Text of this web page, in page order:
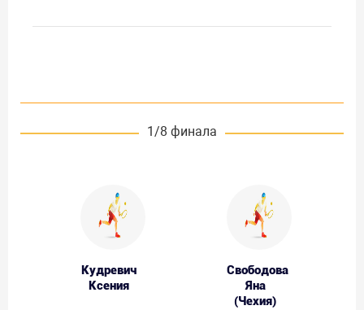
1/8 финала
Кудревич
Ксения
Свободова
Яна
(Чехия)